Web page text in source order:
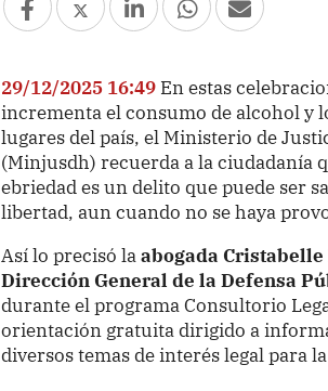
29/12/2025 16:49 En estas
incrementa el consumo de alcohol y
lugares del país, el Ministerio de
(Minjusdh) recuerda a la ciudadanía
ebriedad es un delito que puede ser
libertad, aun cuando no se haya
Así lo precisó laabogada
Dirección General de la Defensa
durante el programa Consultorio
orientación gratuita dirigido a
diversos temas de interés legal para